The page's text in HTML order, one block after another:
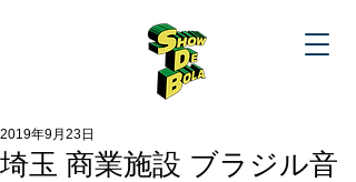
埼玉 商業施設 ブラジル音
2019年9月23日